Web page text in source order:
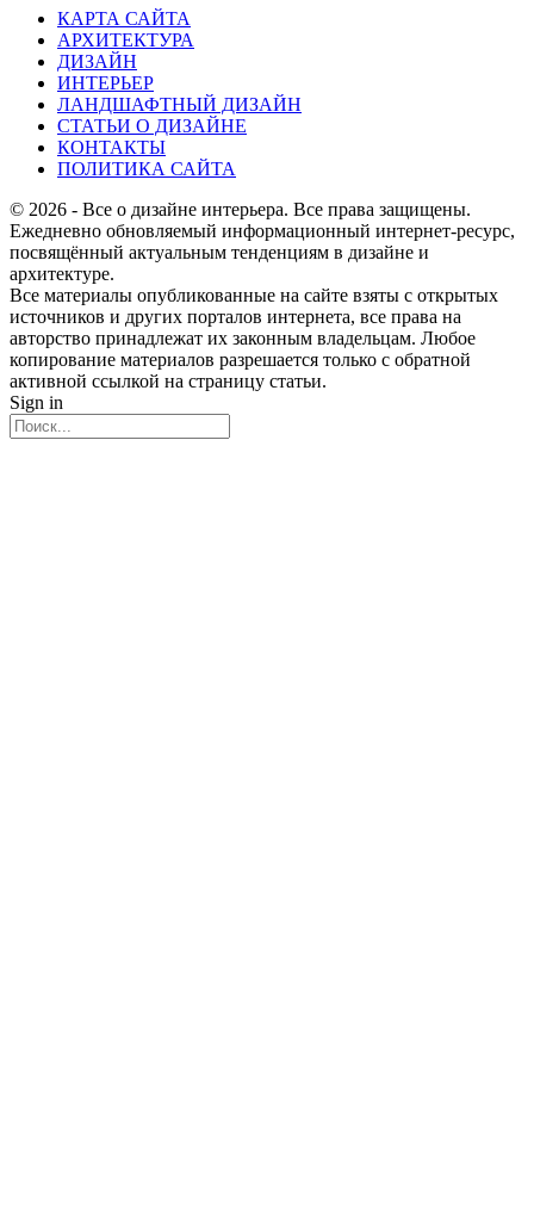
КАРТА САЙТА
АРХИТЕКТУРА
ДИЗАЙН
ИНТЕРЬЕР
ЛАНДШАФТНЫЙ ДИЗАЙН
СТАТЬИ О ДИЗАЙНЕ
КОНТАКТЫ
ПОЛИТИКА САЙТА
© 2026 - Все о дизайне интерьера. Все права защищены.
Ежедневно обновляемый информационный интернет-ресурс,
посвящённый актуальным тенденциям в дизайне и
архитектуре.
Все материалы опубликованные на сайте взяты с открытых
источников и других порталов интернета, все права на
авторство принадлежат их законным владельцам. Любое
копирование материалов разрешается только с обратной
активной ссылкой на страницу статьи.
Sign in